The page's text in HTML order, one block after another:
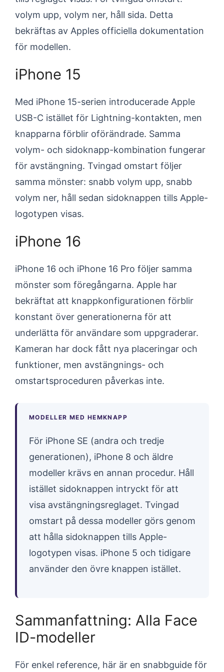
volym upp, volym ner, håll sida. Detta
bekräftas av Apples officiella dokumentation
för modellen.
iPhone 15
Med iPhone 15-serien introducerade Apple
USB-C istället för Lightning-kontakten, men
knapparna förblir oförändrade. Samma
volym- och sidoknapp-kombination fungerar
för avstängning. Tvingad omstart följer
samma mönster: snabb volym upp, snabb
volym ner, håll sedan sidoknappen tills Apple-
logotypen visas.
iPhone 16
iPhone 16 och iPhone 16 Pro följer samma
mönster som föregångarna. Apple har
bekräftat att knappkonfigurationen förblir
konstant över generationerna för att
underlätta för användare som uppgraderar.
Kameran har dock fått nya placeringar och
funktioner, men avstängnings- och
omstartsproceduren påverkas inte.
MODELLER MED HEMKNAPP
För iPhone SE (andra och tredje
generationen), iPhone 8 och äldre
modeller krävs en annan procedur. Håll
istället sidoknappen intryckt för att
visa avstängningsreglaget. Tvingad
omstart på dessa modeller görs genom
att hålla sidoknappen tills Apple-
logotypen visas. iPhone 5 och tidigare
använder den övre knappen istället.
Sammanfattning: Alla Face
ID-modeller
För enkel reference, här är en snabbguide för